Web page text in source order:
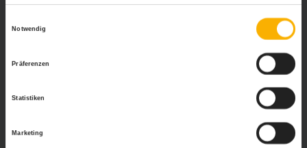
Notwendig
Präferenzen
Statistiken
Marketing
Weitere Relevante Beiträge Zu Diesem
Thema
Medienkauffrau – schulische und duale Ausbildung
Diese fünf Soft Skills machen einen guten